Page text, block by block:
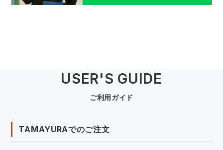
USER'S GUIDE
ご利用ガイド
TAMAYURAでのご注文